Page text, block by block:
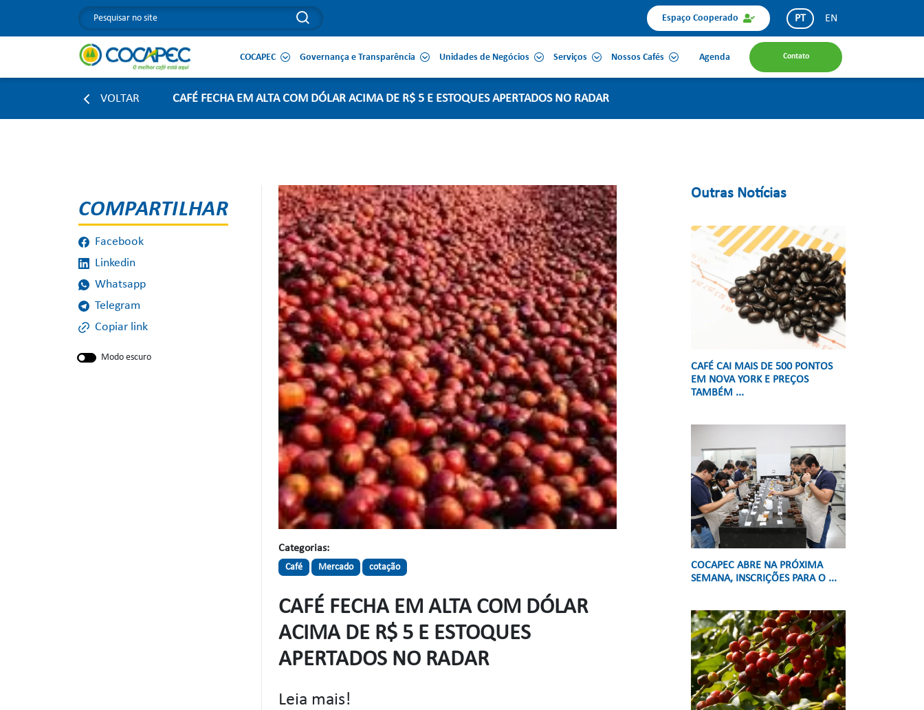
Espaço Cooperado PT EN
COCAPEC Governança e Transparência Unidades de Negócios Serviços Nossos Cafés Agenda Contato
VOLTAR CAFÉ FECHA EM ALTA COM DÓLAR ACIMA DE R$ 5 E ESTOQUES APERTADOS NO RADAR
COMPARTILHAR
Facebook
Linkedin
Whatsapp
Telegram
Copiar link
Modo escuro
Categorias:
Café Mercado cotação
CAFÉ FECHA EM ALTA COM DÓLAR
ACIMA DE R$ 5 E ESTOQUES
APERTADOS NO RADAR
Leia mais!
Outras Notícias
CAFÉ CAI MAIS DE 500 PONTOS
EM NOVA YORK E PREÇOS
TAMBÉM ...
COCAPEC ABRE NA PRÓXIMA
SEMANA, INSCRIÇÕES PARA O ...